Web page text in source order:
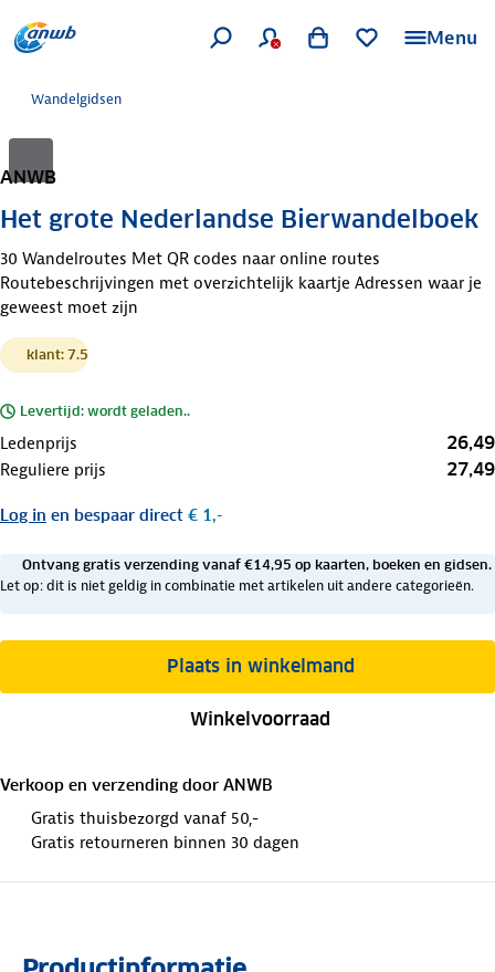
Menu
Wandelgidsen
ANWB
Het grote Nederlandse Bierwandelboek
30 Wandelroutes Met QR codes naar online routes
Routebeschrijvingen met overzichtelijk kaartje Adressen waar je
geweest moet zijn
klant: 7.5
Levertijd: wordt geladen..
Ledenprijs 26,49
Reguliere prijs 27,49
Log in en bespaar direct € 1,-
Ontvang gratis verzending vanaf €14,95 op kaarten, boeken en gidsen.
Let op: dit is niet geldig in combinatie met artikelen uit andere categorieën.
Plaats in winkelmand
Winkelvoorraad
Verkoop en verzending door ANWB
Gratis thuisbezorgd vanaf 50,-
Gratis retourneren binnen 30 dagen